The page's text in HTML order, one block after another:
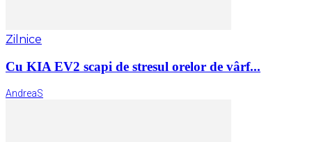
Zilnice
Cu KIA EV2 scapi de stresul orelor de vârf...
AndreaS